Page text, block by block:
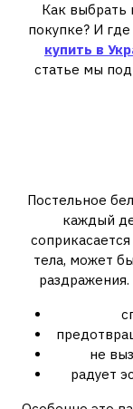
Как выбрать
покупке? И
купить в
статье мы
Постельное
каждый
тела, может
не
радует